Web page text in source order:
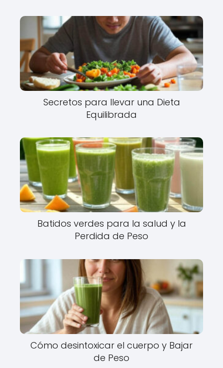
Secretos para llevar una Dieta
Equilibrada
Batidos verdes para la salud y la
Perdida de Peso
Cómo desintoxicar el cuerpo y Bajar
de Peso